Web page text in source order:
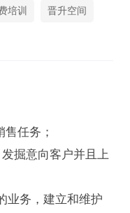
培训 晋升空间
售任务；
掘意向客户并且上
业务，建立和维护